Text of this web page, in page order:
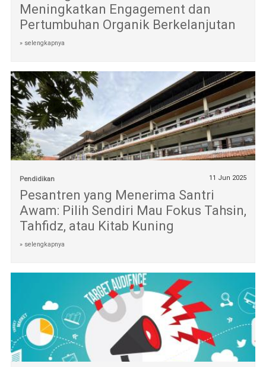
Meningkatkan Engagement dan
Pertumbuhan Organik Berkelanjutan
» selengkapnya
Pendidikan 11 Jun 2025
Pesantren yang Menerima Santri
Awam: Pilih Sendiri Mau Fokus Tahsin,
Tahfidz, atau Kitab Kuning
» selengkapnya